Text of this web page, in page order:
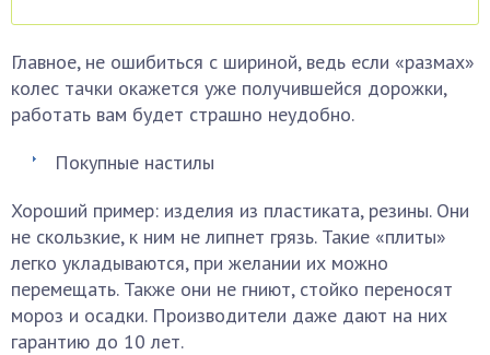
Главное, не ошибиться с шириной, ведь если «размах»
колес тачки окажется уже получившейся дорожки,
работать вам будет страшно неудобно.
Покупные настилы
Хороший пример: изделия из пластиката, резины. Они
не скользкие, к ним не липнет грязь. Такие «плиты»
легко укладываются, при желании их можно
перемещать. Также они не гниют, стойко переносят
мороз и осадки. Производители даже дают на них
гарантию до 10 лет.